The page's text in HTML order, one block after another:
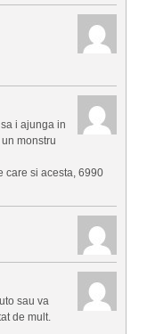
i ajunga in
monstru
care si acesta, 6990
sau va
de mult.